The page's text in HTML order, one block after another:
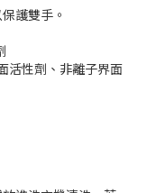
護雙手。
活性劑、非離子界面